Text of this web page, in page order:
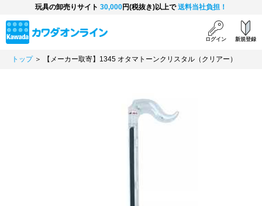
玩具の卸売りサイト 30,000円(税抜き)以上で送料当社負担！
ログイン 新規登録
トップ＞ 【メーカー取寄】1345 オタマトーンクリスタル（クリアー）